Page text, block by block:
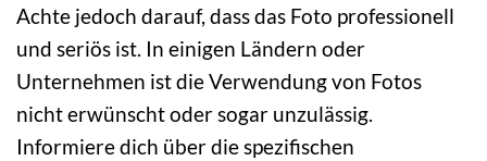
Achte jedoch darauf, dass das Foto professionell
und seriös ist. In einigen Ländern oder
Unternehmen ist die Verwendung von Fotos
nicht erwünscht oder sogar unzulässig.
Informiere dich über die spezifischen